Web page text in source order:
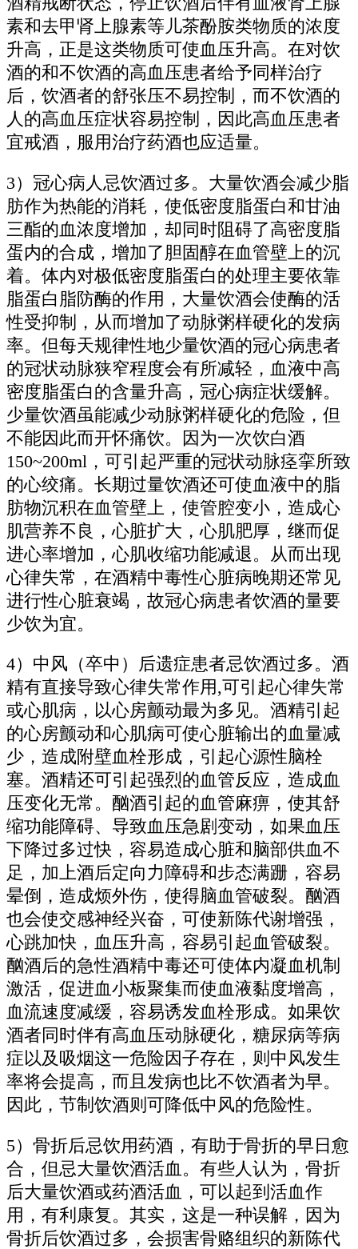
素和去甲肾上腺素等儿茶酚胺类物质的浓度
升高，正是这类物质可使血压升高。在对饮
酒的和不饮酒的高血压患者给予同样治疗
后，饮酒者的舒张压不易控制，而不饮酒的
人的高血压症状容易控制，因此高血压患者
宜戒酒，服用治疗药酒也应适量。
3）冠心病人忌饮酒过多。大量饮酒会减少脂
肪作为热能的消耗，使低密度脂蛋白和甘油
三酯的血浓度增加，却同时阻碍了高密度脂
蛋内的合成，增加了胆固醇在血管壁上的沉
着。体内对极低密度脂蛋白的处理主要依靠
脂蛋白脂防酶的作用，大量饮酒会使酶的活
性受抑制，从而增加了动脉粥样硬化的发病
率。但每天规律性地少量饮酒的冠心病患者
的冠状动脉狭窄程度会有所减轻，血液中高
密度脂蛋白的含量升高，冠心病症状缓解。
少量饮酒虽能减少动脉粥样硬化的危险，但
不能因此而开怀痛饮。因为一次饮白酒
150~200ml，可引起严重的冠状动脉痉挛所致
的心绞痛。长期过量饮酒还可使血液中的脂
肪物沉积在血管壁上，使管腔变小，造成心
肌营养不良，心脏扩大，心肌肥厚，继而促
进心率增加，心肌收缩功能减退。从而出现
心律失常，在酒精中毒性心脏病晚期还常见
进行性心脏衰竭，故冠心病患者饮酒的量要
少饮为宜。
4）中风（卒中）后遗症患者忌饮酒过多。酒
精有直接导致心律失常作用,可引起心律失常
或心肌病，以心房颤动最为多见。酒精引起
的心房颤动和心肌病可使心脏输出的血量减
少，造成附壁血栓形成，引起心源性脑栓
塞。酒精还可引起强烈的血管反应，造成血
压变化无常。酗酒引起的血管麻痹，使其舒
缩功能障碍、导致血压急剧变动，如果血压
下降过多过快，容易造成心脏和脑部供血不
足，加上酒后定向力障碍和步态满跚，容易
晕倒，造成烦外伤，使得脑血管破裂。酗酒
也会使交感神经兴奋，可使新陈代谢增强，
心跳加快，血压升高，容易引起血管破裂。
酗酒后的急性酒精中毒还可使体内凝血机制
激活，促进血小板聚集而使血液黏度增高，
血流速度减缓，容易诱发血栓形成。如果饮
酒者同时伴有高血压动脉硬化，糖尿病等病
症以及吸烟这一危险因子存在，则中风发生
率将会提高，而且发病也比不饮酒者为早。
因此，节制饮酒则可降低中风的危险性。
5）骨折后忌饮用药酒，有助于骨折的早日愈
合，但忌大量饮酒活血。有些人认为，骨折
后大量饮酒或药酒活血，可以起到活血作
用，有利康复。其实，这是一种误解，因为
骨折后饮酒过多，会损害骨赂组织的新陈代